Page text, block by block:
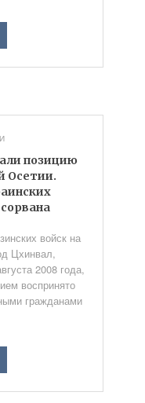
позицию
Осетии.
войск на
Цхинвал,
2008 года,
воспринято
гражданами